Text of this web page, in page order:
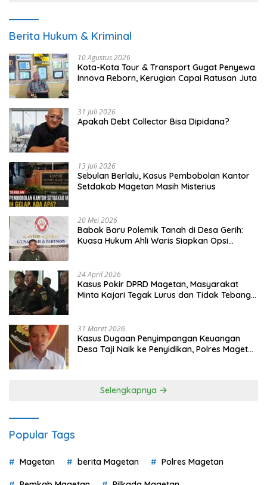
Berita Hukum & Kriminal
10 Agustus 2026
Kota-Kota Tour & Transport Gugat Penyewa
Innova Reborn, Kerugian Capai Ratusan Juta
31 Juli 2026
Apakah Debt Collector Bisa Dipidana?
13 Juli 2026
Sebulan Berlalu, Kasus Pembobolan Kantor
Setdakab Magetan Masih Misterius
20 Mei 2026
Babak Baru Polemik Tanah di Desa Gerih:
Kuasa Hukum Ahli Waris Siapkan Opsi
24 April 2026
Kasus Pokir DPRD Magetan, Masyarakat
Minta Kajari Tegak Lurus dan Tidak Tebang
31 Maret 2026
Kasus Dugaan Penyimpangan Keuangan
Desa Taji Naik ke Penyidikan, Polres Magetan
Selengkapnya
Popular Tags
Magetan berita Magetan Polres Magetan